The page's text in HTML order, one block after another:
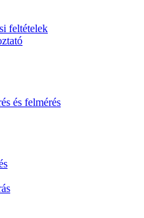
feltételek
és felmérés